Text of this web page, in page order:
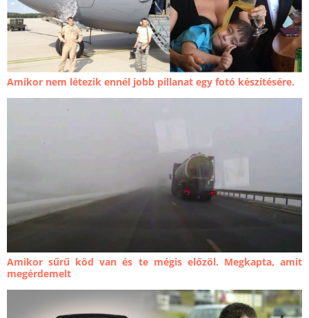
Amikor nem létezik ennél jobb pillanat egy fotó készítésére.
Amikor sűrű köd van és te mégis előzöl. Megkapta, amit
megérdemelt